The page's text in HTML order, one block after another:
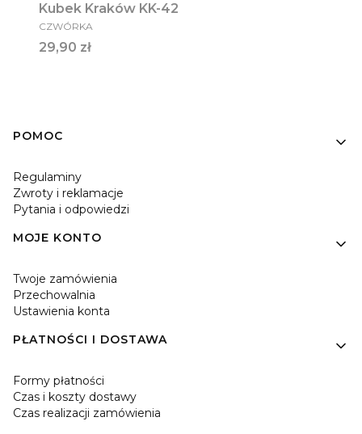
Kubek Kraków KK-42
PRODUCENT
CZWÓRKA
Cena
29,90 zł
Linki w stopce
POMOC
Regulaminy
Zwroty i reklamacje
Pytania i odpowiedzi
MOJE KONTO
Twoje zamówienia
Przechowalnia
Ustawienia konta
PŁATNOŚCI I DOSTAWA
Formy płatności
Czas i koszty dostawy
Czas realizacji zamówienia